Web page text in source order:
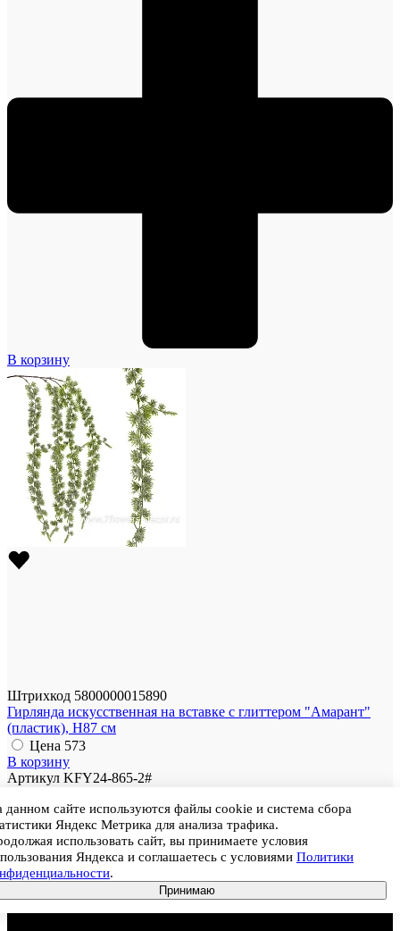
В корзину
Штрихкод 5800000015890
Гирлянда искусственная на вставке с глиттером "Амарант"
(пластик), H87 см
Цена 573
В корзину
Артикул KFY24-865-2#
Цвет
Зеленый
Материал
Пластик
Ед. продажи Штука
Цена 573
данном сайте используются файлы cookie и система сбора
Яндекс Метрика для анализа трафика.
использовать сайт, вы принимаете условия
Яндекса и соглашаетесь с условиями Политики
.
Принимаю